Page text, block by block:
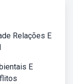
Relações E
E